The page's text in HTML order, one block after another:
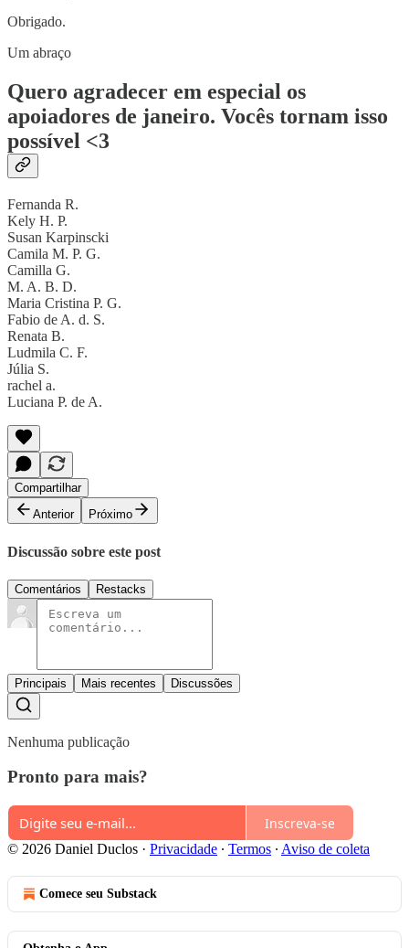
Obrigado.
Um abraço
Quero agradecer em especial os
apoiadores de janeiro. Vocês tornam isso
possível <3
Fernanda R.
Kely H. P.
Susan Karpinscki
Camila M. P. G.
Camilla G.
M. A. B. D.
Maria Cristina P. G.
Fabio de A. d. S.
Renata B.
Ludmila C. F.
Júlia S.
rachel a.
Luciana P. de A.
Compartilhar
Anterior
Próximo
Discussão sobre este post
Comentários Restacks
Principais Mais recentes Discussões
Nenhuma publicação
Pronto para mais?
Inscreva-se
© 2026 Daniel Duclos · Privacidade ∙ Termos ∙ Aviso de coleta
Comece seu Substack